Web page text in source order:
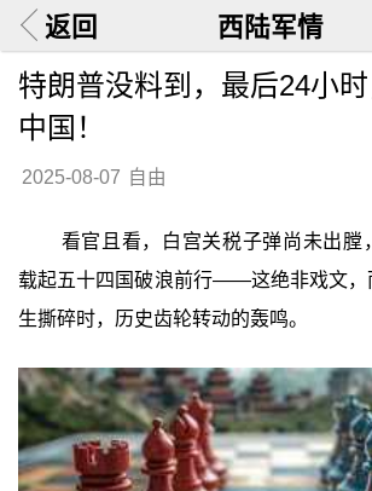
返回 西陆军情
特朗普没料到，最后24小
中国！
2025-08-07 自由
看官且看，白宫关税子弹尚未出膛
载起五十四国破浪前行——这绝非戏文，
生撕碎时，历史齿轮转动的轰鸣。